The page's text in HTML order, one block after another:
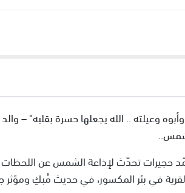
وعيلته .. الله يجعلها حسرة بقلبه" –
في بئر المكسور، في حديث مُبكِ ومؤثر